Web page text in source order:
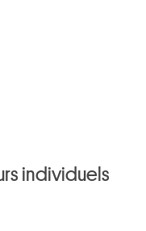
individuels